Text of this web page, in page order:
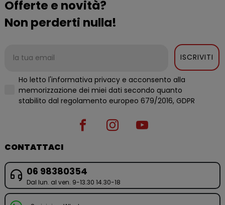
Offerte e novità?
Non perderti nulla!
ISCRIVITI
Ho letto l'informativa privacy e acconsento alla
memorizzazione dei miei dati secondo quanto
stabilito dal regolamento europeo 679/2016, GDPR
CONTATTACI
06 98380354
Dal lun. al ven. 9-13.30 14.30-18